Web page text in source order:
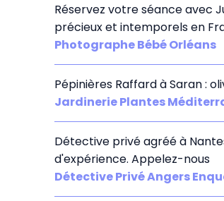
Réservez votre séance avec
précieux et intemporels en
Photographe Bébé Orléans
Pépinières Raffard à Saran :
Jardinerie Plantes
Détective privé agréé à
d'expérience. Appelez-nous
Détective Privé Angers